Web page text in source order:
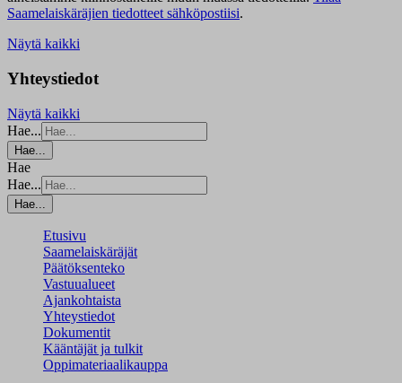
Saamelaiskäräjien tiedotteet sähköpostiisi.
Näytä kaikki
Yhteystiedot
Näytä kaikki
Hae...
Hae...
Hae
Hae...
Hae...
Etusivu
Saamelaiskäräjät
Päätöksenteko
Vastuualueet
Ajankohtaista
Yhteystiedot
Dokumentit
Kääntäjät ja tulkit
Oppimateriaalikauppa